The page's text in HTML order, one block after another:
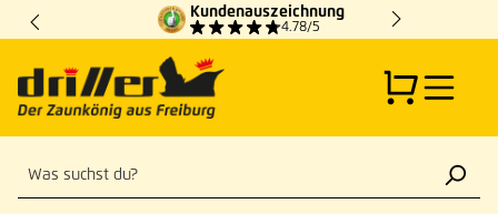
Zum Hauptinhalt springen
Kundenauszeichnung
4.78/5